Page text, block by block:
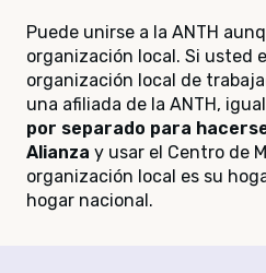
Puede unirse a la ANTH
organización local. Si usted
organización local de
una afiliada de la ANTH, igual
por separado para
Alianza y usar el Centro de
organización local es su
hogar nacional.